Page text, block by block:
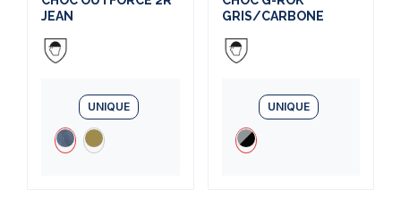
JEAN
UNIQUE
GRIS/CARBONE
UNIQUE